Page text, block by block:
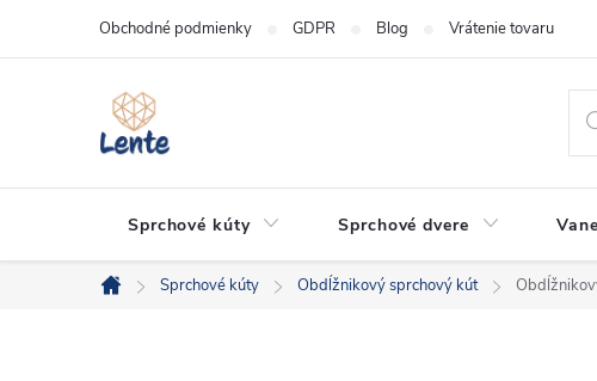
Obchodné podmienky GDPR Blog Vrátenie tovaru
Sprchové kúty Sprchové dvere Vane
Domov
Sprchové kúty Obdĺžnikový sprchový kút